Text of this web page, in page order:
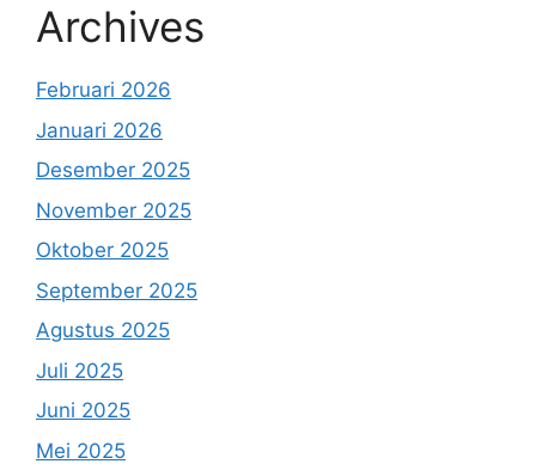
Archives
Februari 2026
Januari 2026
Desember 2025
November 2025
Oktober 2025
September 2025
Agustus 2025
Juli 2025
Juni 2025
Mei 2025